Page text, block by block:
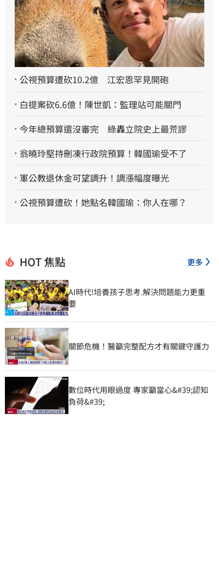
公視預算遭砍10.2億 江宏恩罕見開砲
白提案砍6.6億！陳世凱：監理站可能關門
今年總預算還沒審完 綠轟立院史上最荒謬
翁曉玲堅持刪凍行政院預算！韓國瑜受不了
軍公教退休金可望調升！調漲幅度曝光
公視預算遭砍！她點名韓國瑜：你人在哪？
HOT 焦點 更多
AI時代!培養孩子思考.解決問題能力更重
要
關節危機！醫籲完整配方才有關鍵守護力
數位時代用眼過度 專家籲當心&#39;認知
負荷&#39;